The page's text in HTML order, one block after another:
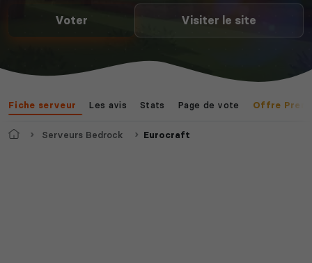
Voter Visiter le site
Fiche serveur Les avis Stats Page de vote Offre
AccueilServeurs Bedrock Eurocraft